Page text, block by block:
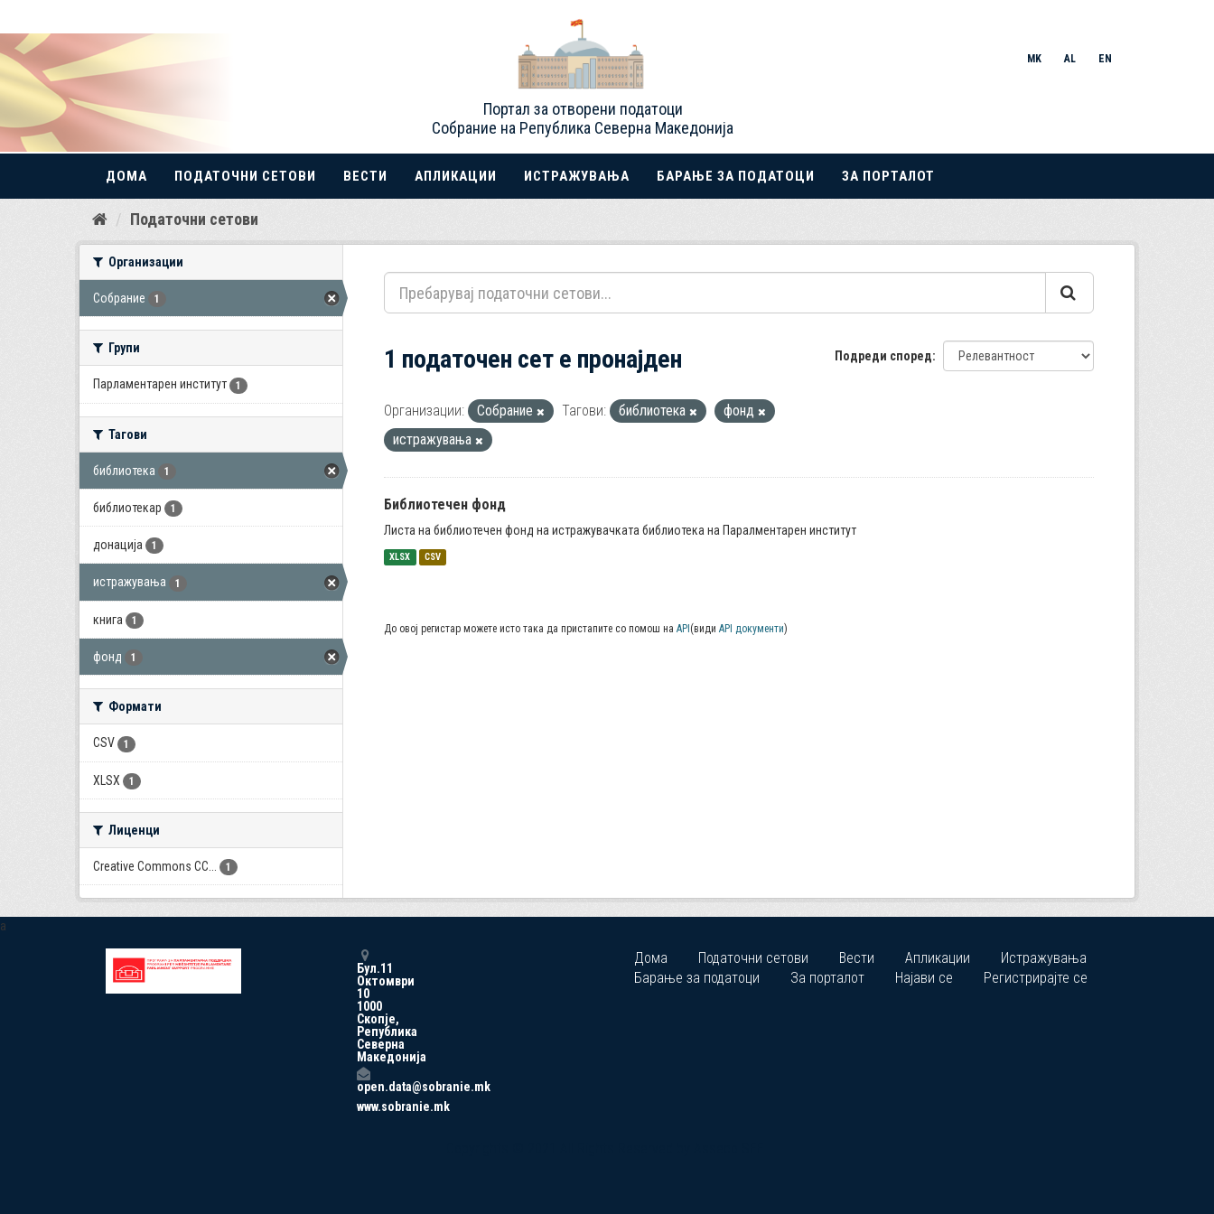
Прескокнете
Портал за отворени податоци
Собрание на Република Северна Македонија
MK AL EN
ДОМА ПОДАТОЧНИ СЕТОВИ ВЕСТИ АПЛИКАЦИИ ИСТРАЖУВАЊА БАРАЊЕ ЗА ПОДАТОЦИ ЗА ПОРТАЛОТ
Податочни сетови
Организации
Собрание 1
Групи
Парламентарен институт 1
Тагови
библиотека 1
библиотекар 1
донација 1
истражувања 1
книга 1
фонд 1
Формати
CSV 1
XLSX 1
Лиценци
Creative Commons CC... 1
Подреди според
1 податочен сет е пронајден
Организации: Собрание Тагови: библиотека
фонд
истражувања
Библиотечен фонд
Листа на библиотечен фонд на истражувачката библиотека на Паралментарен институт
XLSX CSV
До овој регистар можете исто така да пристапите со помош на API (види API документи)
a
Бул.11
Октомври
10
1000
Скопје,
Република
Северна
Македонија
open.data@sobranie.mk
www.sobranie.mk
Дома Податочни сетови Вести Апликации
Истражувања
Барање за податоци
За порталот Најави се Регистрирајте се